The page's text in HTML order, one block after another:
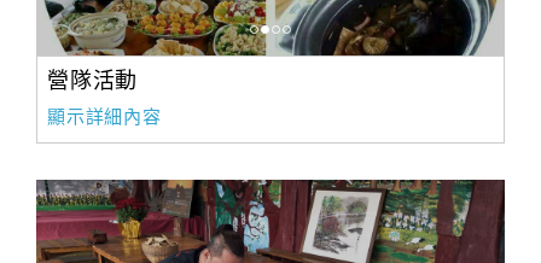
營隊活動
顯示詳細內容